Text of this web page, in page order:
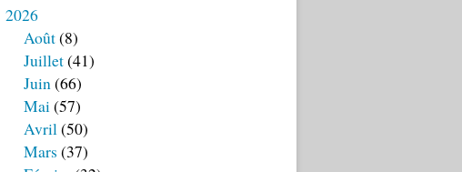
2026
Août(8)
Juillet(41)
Juin(66)
Mai(57)
Avril(50)
Mars (37)